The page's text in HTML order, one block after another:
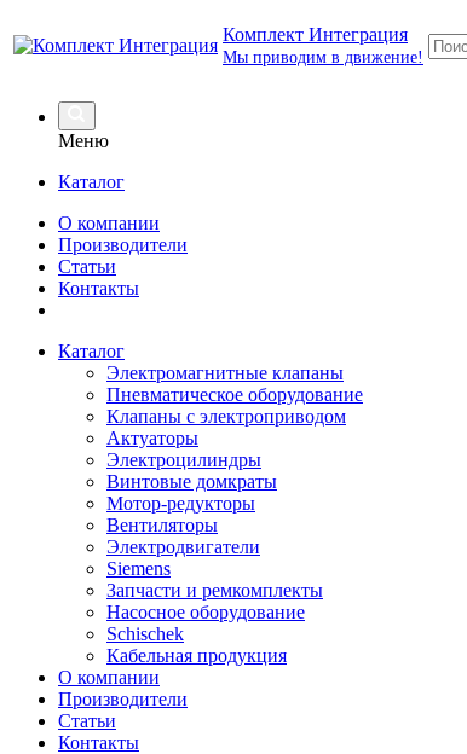
Комплект Интеграция
Мы приводим в движение!
Меню
Каталог
О компании
Производители
Статьи
Контакты
Каталог
Электромагнитные клапаны
Пневматическое оборудование
Клапаны с электроприводом
Актуаторы
Электроцилиндры
Винтовые домкраты
Мотор-редукторы
Вентиляторы
Электродвигатели
Siemens
Запчасти и ремкомплекты
Насосное оборудование
Schischek
Кабельная продукция
О компании
Производители
Статьи
Контакты